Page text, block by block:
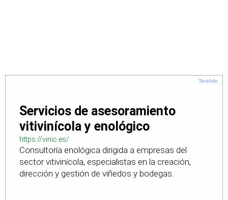
TextAds
Servicios de asesoramiento
vitivinícola y enológico
https://vinic.es/
Consultoría enológica dirigida a empresas del
sector vitivinícola, especialistas en la creación,
dirección y gestión de viñedos y bodegas.